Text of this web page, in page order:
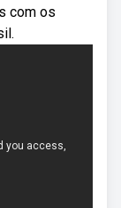
com os